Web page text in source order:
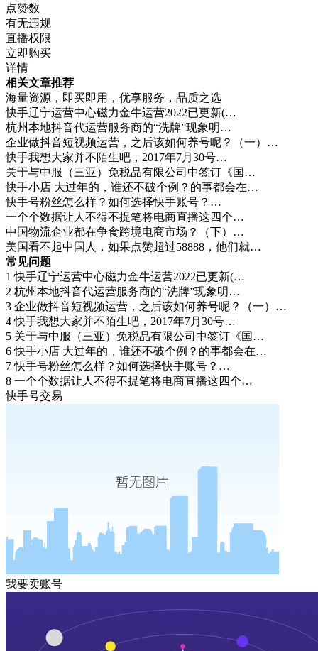
点赞数
有无违规
直播权限
立即购买
详情
相关文章推荐
海量资源，即买即用，优享服务，品质之选
快手辽宁运营中心磁力金牛运营2022已更新(…
杭州本地抖音代运营服务商的“洗牌”现象明…
企业做抖音短视频运营，之后该如何养号呢？（一）…
快手我想大家并不陌生吧，2017年7月30号…
关于与中服（三亚）免税品有限公司中签订《国…
快手小店 大过年的，谁还不破个例？的事都会在…
快手号粉丝怎么样？如何选择快手账号？…
一个个数据让人不得不提笔将电商直播这四个…
中国物流企业都在争食跨境电商市场？（下）…
美国看不起中国人，如果点赞超过58888，他们就…
常见问题
1快手辽宁运营中心磁力金牛运营2022已更新(…
2 杭州本地抖音代运营服务商的“洗牌”现象明…
3 企业做抖音短视频运营，之后该如何养号呢？（一）…
4快手我想大家并不陌生吧，2017年7月30号…
5 关于与中服（三亚）免税品有限公司中签订《国…
6快手小店 大过年的，谁还不破个例？的事都会在…
7快手号粉丝怎么样？如何选择快手账号？…
8 一个个数据让人不得不提笔将电商直播这四个…
快手号交易
我要卖账号